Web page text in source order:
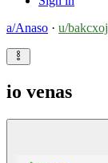
a/Anaso · u/bakcxoj
io venas